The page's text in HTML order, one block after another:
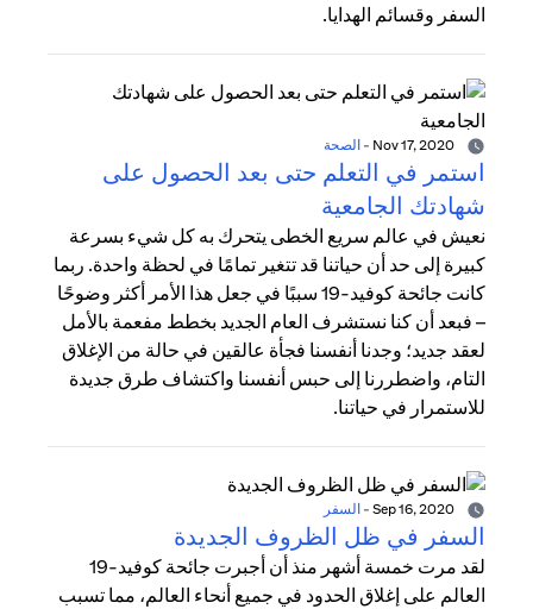
السفر وقسائم الهدايا.
- الصحة
استمر في التعلم حتى بعد الحصول على
شهادتك الجامعية
نعيش في عالم سريع الخطى يتحرك به كل شيء بسرعة
كبيرة إلى حد أن حياتنا قد تتغير تمامًا في لحظة واحدة. ربما
كانت جائحة كوفيد-19 سببًا في جعل هذا الأمر أكثر وضوحًا
– فبعد أن كنا نستشرف العام الجديد بخطط مفعمة بالأمل
لعقد جديد؛ وجدنا أنفسنا فجأة عالقين في حالة من الإغلاق
التام، واضطررنا إلى حبس أنفسنا واكتشاف طرق جديدة
للاستمرار في حياتنا.
- السفر
السفر في ظل الظروف الجديدة
لقد مرت خمسة أشهر منذ أن أجبرت جائحة كوفيد-19
العالم على إغلاق الحدود في جميع أنحاء العالم، مما تسبب